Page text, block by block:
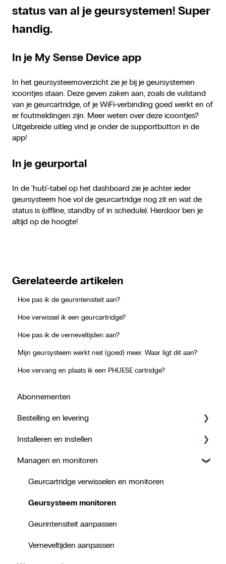
status van al je geursystemen! Super
handig.
In je My Sense Device app
In het geursysteemoverzicht zie je bij je geursystemen
icoontjes staan. Deze geven zaken aan, zoals de vulstand
van je geurcartridge, of je WiFi-verbinding goed werkt en of
er foutmeldingen zijn. Meer weten over deze icoontjes?
Uitgebreide uitleg vind je onder de supportbutton in de
app!
In je geurportal
In de ‘hub’-tabel op het dashboard zie je achter ieder
geursysteem hoe vol de geurcartridge nog zit en wat de
status is (offline, standby of in schedule). Hierdoor ben je
altijd op de hoogte!
Gerelateerde artikelen
Hoe pas ik de geurintensiteit aan?
Hoe verwissel ik een geurcartridge?
Hoe pas ik de verneveltijden aan?
Mijn geursysteem werkt niet (goed) meer. Waar ligt dit aan?
Hoe vervang en plaats ik een PHUESE cartridge?
Abonnementen
Bestelling en levering
Track & Trace
Levering
Pakketgrootte
Installeren en instellen
Geursysteem plaatsen
Mijn PHUESE-account
Mijn Sense-account
Mijn Geurportal
PHUESE-app
Managen en monitoren
Geurcartridge verwisselen en monitoren
Geursysteem monitoren
Geurintensiteit aanpassen
Verneveltijden aanpassen